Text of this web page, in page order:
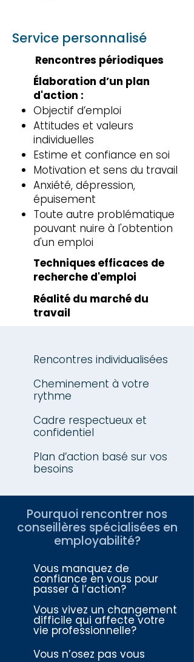
Service personnalisé
Rencontres périodiques
Élaboration d’un plan
d'action :
Objectif d’emploi
Attitudes et valeurs
individuelles
Estime et confiance en soi
Motivation et sens du travail
Anxiété, dépression,
épuisement
Toute autre problématique
pouvant nuire à l'obtention
d'un emploi
Techniques efficaces de
recherche d'emploi
Réalité du marché du
travail
Rencontres individualisées
Cheminement à votre
rythme
Cadre respectueux et
confidentiel
Plan d’action basé sur vos
besoins
Pourquoi rencontrer nos
conseillères spécialisées en
employabilité?
Vous manquez de
confiance en vous pour
passer à l’action?
Vous vivez un changement
difficile qui affecte votre
vie professionnelle?
Vous n’osez pas vous